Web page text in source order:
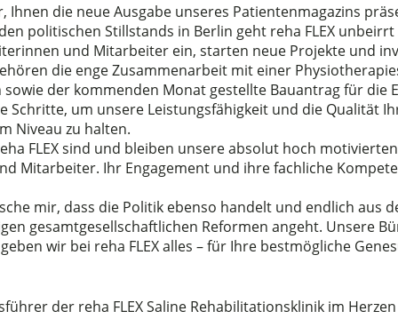
Ihnen die neue Ausgabe unseres Patientenmagazins
politischen Stillstands in Berlin geht reha FLEX
und Mitarbeiter ein, starten neue Projekte und
die enge Zusammenarbeit mit einer
der kommenden Monat gestellte Bauantrag für die
Schritte, um unsere Leistungsfähigkeit und die Qualität
Niveau zu halten.
FLEX sind und bleiben unsere absolut hoch
Mitarbeiter. Ihr Engagement und ihre fachliche
mir, dass die Politik ebenso handelt und endlich aus
gesamtgesellschaftlichen Reformen angeht. Unsere
wir bei reha FLEX alles – für Ihre bestmögliche
der reha FLEX Saline Rehabilitationsklinik im